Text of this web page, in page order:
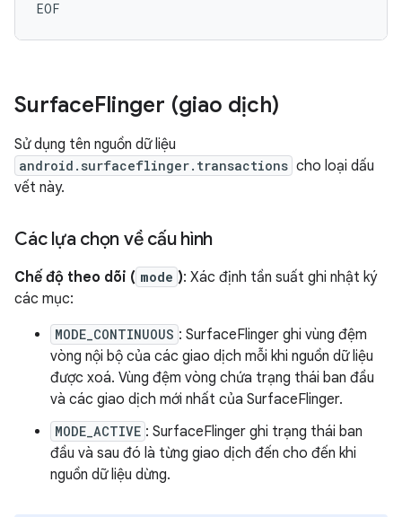
SurfaceFlinger (giao dịch)
Sử dụng tên nguồn dữ liệu
android.surfaceflinger.transactions cho loại dấu
vết này.
Các lựa chọn về cấu hình
Chế độ theo dõi ( mode ): Xác định tần suất ghi nhật ký
các mục:
MODE_CONTINUOUS : SurfaceFlinger ghi vùng đệm
vòng nội bộ của các giao dịch mỗi khi nguồn dữ liệu
được xoá. Vùng đệm vòng chứa trạng thái ban đầu
và các giao dịch mới nhất của SurfaceFlinger.
MODE_ACTIVE : SurfaceFlinger ghi trạng thái ban
đầu và sau đó là từng giao dịch đến cho đến khi
nguồn dữ liệu dừng.